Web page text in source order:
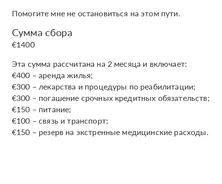
Помогите мне не остановиться на этом пути.
Сумма сбора
€1400
Эта сумма рассчитана на 2 месяца и включает:
€400 – аренда жилья;
€300 – лекарства и процедуры по реабилитации;
€300 – погашение срочных кредитных обязательств;
€150 – питание;
€100 – связь и транспорт;
€150 – резерв на экстренные медицинские расходы.